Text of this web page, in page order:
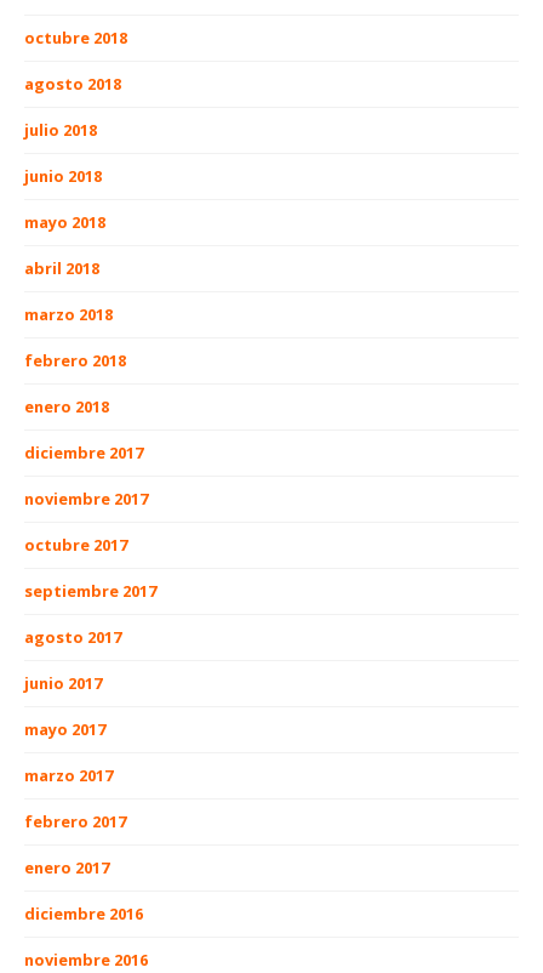
octubre 2018
agosto 2018
julio 2018
junio 2018
mayo 2018
abril 2018
marzo 2018
febrero 2018
enero 2018
diciembre 2017
noviembre 2017
octubre 2017
septiembre 2017
agosto 2017
junio 2017
mayo 2017
marzo 2017
febrero 2017
enero 2017
diciembre 2016
noviembre 2016